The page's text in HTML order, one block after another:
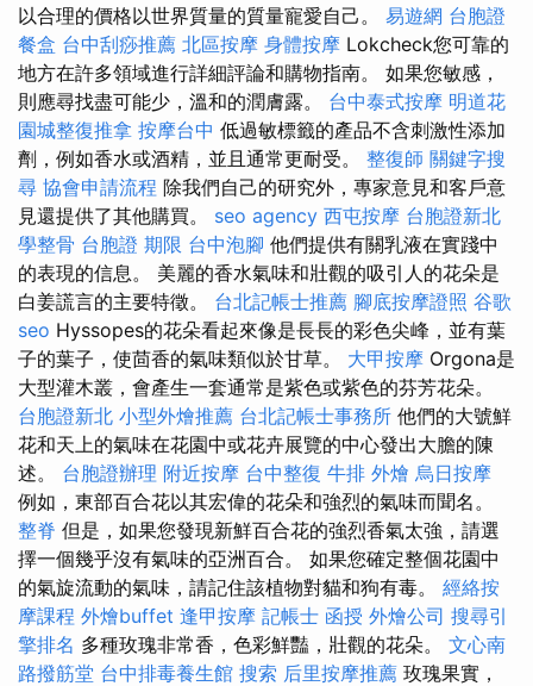
以合理的價格以世界質量的質量寵愛自己。 易遊網 台胞證
餐盒 台中刮痧推薦 北區按摩 身體按摩 Lokcheck您可靠的
地方在許多領域進行詳細評論和購物指南。 如果您敏感，
則應尋找盡可能少，溫和的潤膚露。 台中泰式按摩 明道花
園城整復推拿 按摩台中 低過敏標籤的產品不含刺激性添加
劑，例如香水或酒精，並且通常更耐受。 整復師 關鍵字搜
尋 協會申請流程 除我們自己的研究外，專家意見和客戶意
見還提供了其他購買。 seo agency 西屯按摩 台胞證新北
學整骨 台胞證 期限 台中泡腳 他們提供有關乳液在實踐中
的表現的信息。 美麗的香水氣味和壯觀的吸引人的花朵是
白姜謊言的主要特徵。 台北記帳士推薦 腳底按摩證照 谷歌
seo Hyssopes的花朵看起來像是長長的彩色尖峰，並有葉
子的葉子，使茴香的氣味類似於甘草。 大甲按摩 Orgona是
大型灌木叢，會產生一套通常是紫色或紫色的芬芳花朵。
台胞證新北 小型外燴推薦 台北記帳士事務所 他們的大號鮮
花和天上的氣味在花園中或花卉展覽的中心發出大膽的陳
述。 台胞證辦理 附近按摩 台中整復 牛排 外燴 烏日按摩
例如，東部百合花以其宏偉的花朵和強烈的氣味而聞名。
整脊 但是，如果您發現新鮮百合花的強烈香氣太強，請選
擇一個幾乎沒有氣味的亞洲百合。 如果您確定整個花園中
的氣旋流動的氣味，請記住該植物對貓和狗有毒。 經絡按
摩課程 外燴buffet 逢甲按摩 記帳士 函授 外燴公司 搜尋引
擎排名 多種玫瑰非常香，色彩鮮豔，壯觀的花朵。 文心南
路撥筋堂 台中排毒養生館 搜索 后里按摩推薦 玫瑰果實，